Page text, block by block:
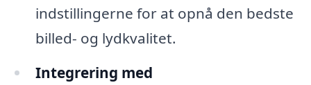
indstillingerne for at opnå den bedste
billed- og lydkvalitet.
Integrering med